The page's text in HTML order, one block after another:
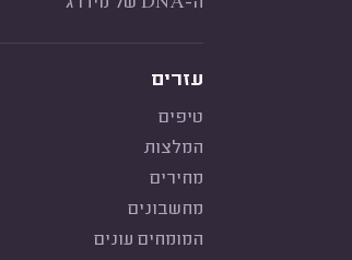
עזרים
טיפים
המלצות
מחירים
מחשבונים
המומחים עונים